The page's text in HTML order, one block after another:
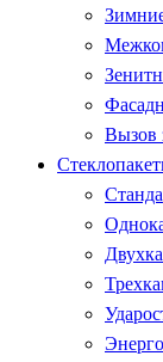
Вызов